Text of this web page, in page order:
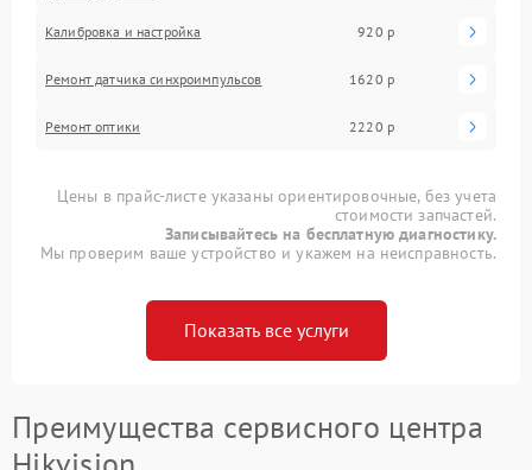
Калибровка и настройка 920 р
Ремонт датчика синхроимпульсов 1620 р
Ремонт оптики 2220 р
Цены в прайс-листе указаны ориентировочные, без учета
стоимости запчастей.
Записывайтесь на бесплатную диагностику.
Мы проверим ваше устройство и укажем на неисправность.
Показать все услуги
Преимущества сервисного центра